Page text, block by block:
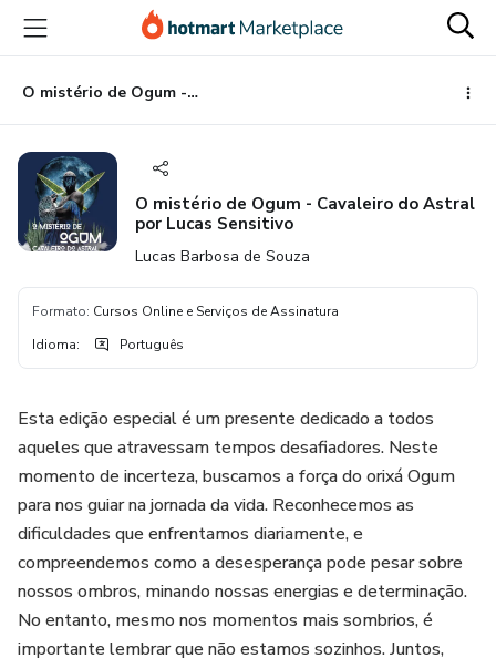
para
conteúdo
principal
para
pagamento
para
rodapé
O mistério de Ogum - Cavaleiro do Astral por Lucas Sensitivo
O mistério de Ogum - Cavaleiro do Astral
por Lucas Sensitivo
Lucas Barbosa de Souza
Formato: Cursos Online e Serviços de Assinatura
Idioma: Português
Esta edição especial é um presente dedicado a todos
aqueles que atravessam tempos desafiadores. Neste
momento de incerteza, buscamos a força do orixá Ogum
para nos guiar na jornada da vida. Reconhecemos as
dificuldades que enfrentamos diariamente, e
compreendemos como a desesperança pode pesar sobre
nossos ombros, minando nossas energias e determinação.
No entanto, mesmo nos momentos mais sombrios, é
importante lembrar que não estamos sozinhos. Juntos,